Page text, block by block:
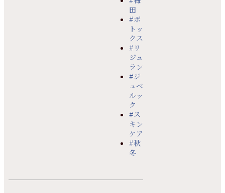
田
#ボ
トッ
クス
#リ
ジュ
ラン
#ジ
ュベ
ルッ
ク
#ス
キン
ケア
#秋
冬